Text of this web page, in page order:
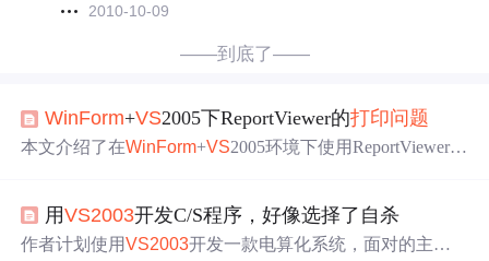
2010-10-09
——到底了——
WinForm+VS2005下ReportViewer的打印问题
本文介绍了在WinForm+VS2005环境下使用ReportViewer遇
延迟，调整页面单位解决页面方向问题，以及利用微软官
方提供的方法实现无预览直接打印。
用VS2003开发C/S程序，好像选择了自杀
作者计划使用VS2003开发一款电算化系统，面对的主要